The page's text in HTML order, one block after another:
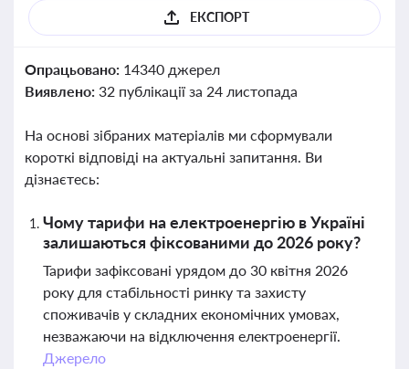
ЕКСПОРТ
Опрацьовано: 14340 джерел
Виявлено: 32 публікації за 24 листопада
На основі зібраних матеріалів ми сформували
короткі відповіді на актуальні запитання. Ви
дізнаєтесь:
Чому тарифи на електроенергію в Україні
залишаються фіксованими до 2026 року?
Тарифи зафіксовані урядом до 30 квітня 2026
року для стабільності ринку та захисту
споживачів у складних економічних умовах,
незважаючи на відключення електроенергії.
Джерело